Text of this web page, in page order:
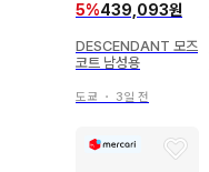
5%439,093원
DESCENDANT 모즈
코트 남성용
도쿄 ・ 3일 전